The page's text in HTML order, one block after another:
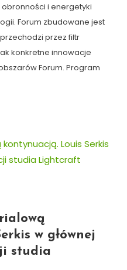
i energetyki
Forum zbudowane jest
przez filtr
konkretne innowacje
Forum. Program
w głównej
studia